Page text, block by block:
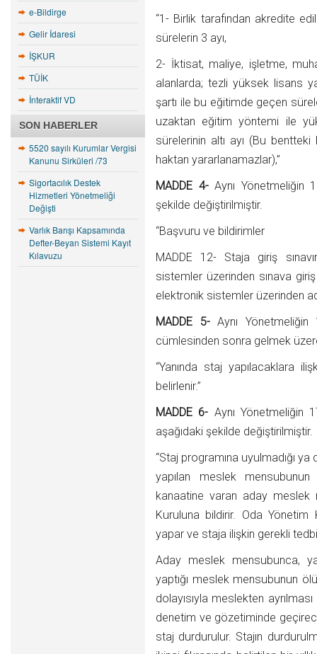
e-Bildirge
Gelir İdaresi
İŞKUR
TÜİK
İnteraktif VD
SON HABERLER
5520 sayılı Kurumlar Vergisi
Kanunu Sirküleri /73
Sigortacılık Destek
Hizmetleri Yönetmeliği
Değişti
Varlık Barışı Kapsamında
Defter-Beyan Sistemi Kayıt
Kılavuzu
“1- Birlik tarafından akredite
sürelerin 3 ayı,
2- İktisat, maliye, işletme,
alanlarda; tezli yüksek lisans
şartı ile bu eğitimde geçen
uzaktan eğitim yöntemi ile
sürelerinin altı ayı (Bu
haktan yararlanamazlar),”
MADDE 4- Aynı Yönetmeliğin
şekilde değiştirilmiştir.
“Başvuru ve bildirimler
MADDE 12- Staja giriş
sistemler üzerinden sınava
elektronik sistemler üzerinden
MADDE 5-Aynı
cümlesinden sonra gelmek
“Yanında staj yapılacaklara
belirlenir.”
MADDE 6- Aynı Yönetmeliğin
aşağıdaki şekilde değiştirilmiştir.
“Staj programına uyulmadığı
yapılan meslek
kanaatine varan aday
Kuruluna bildirir. Oda Yönetim
yapar ve staja ilişkin gerekli
Aday meslek mensubunca,
yaptığı meslek mensubunun
dolayısıyla meslekten
denetim ve gözetiminde
staj durdurulur. Stajın